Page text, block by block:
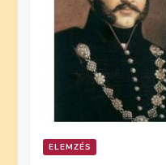
ELEMZÉS